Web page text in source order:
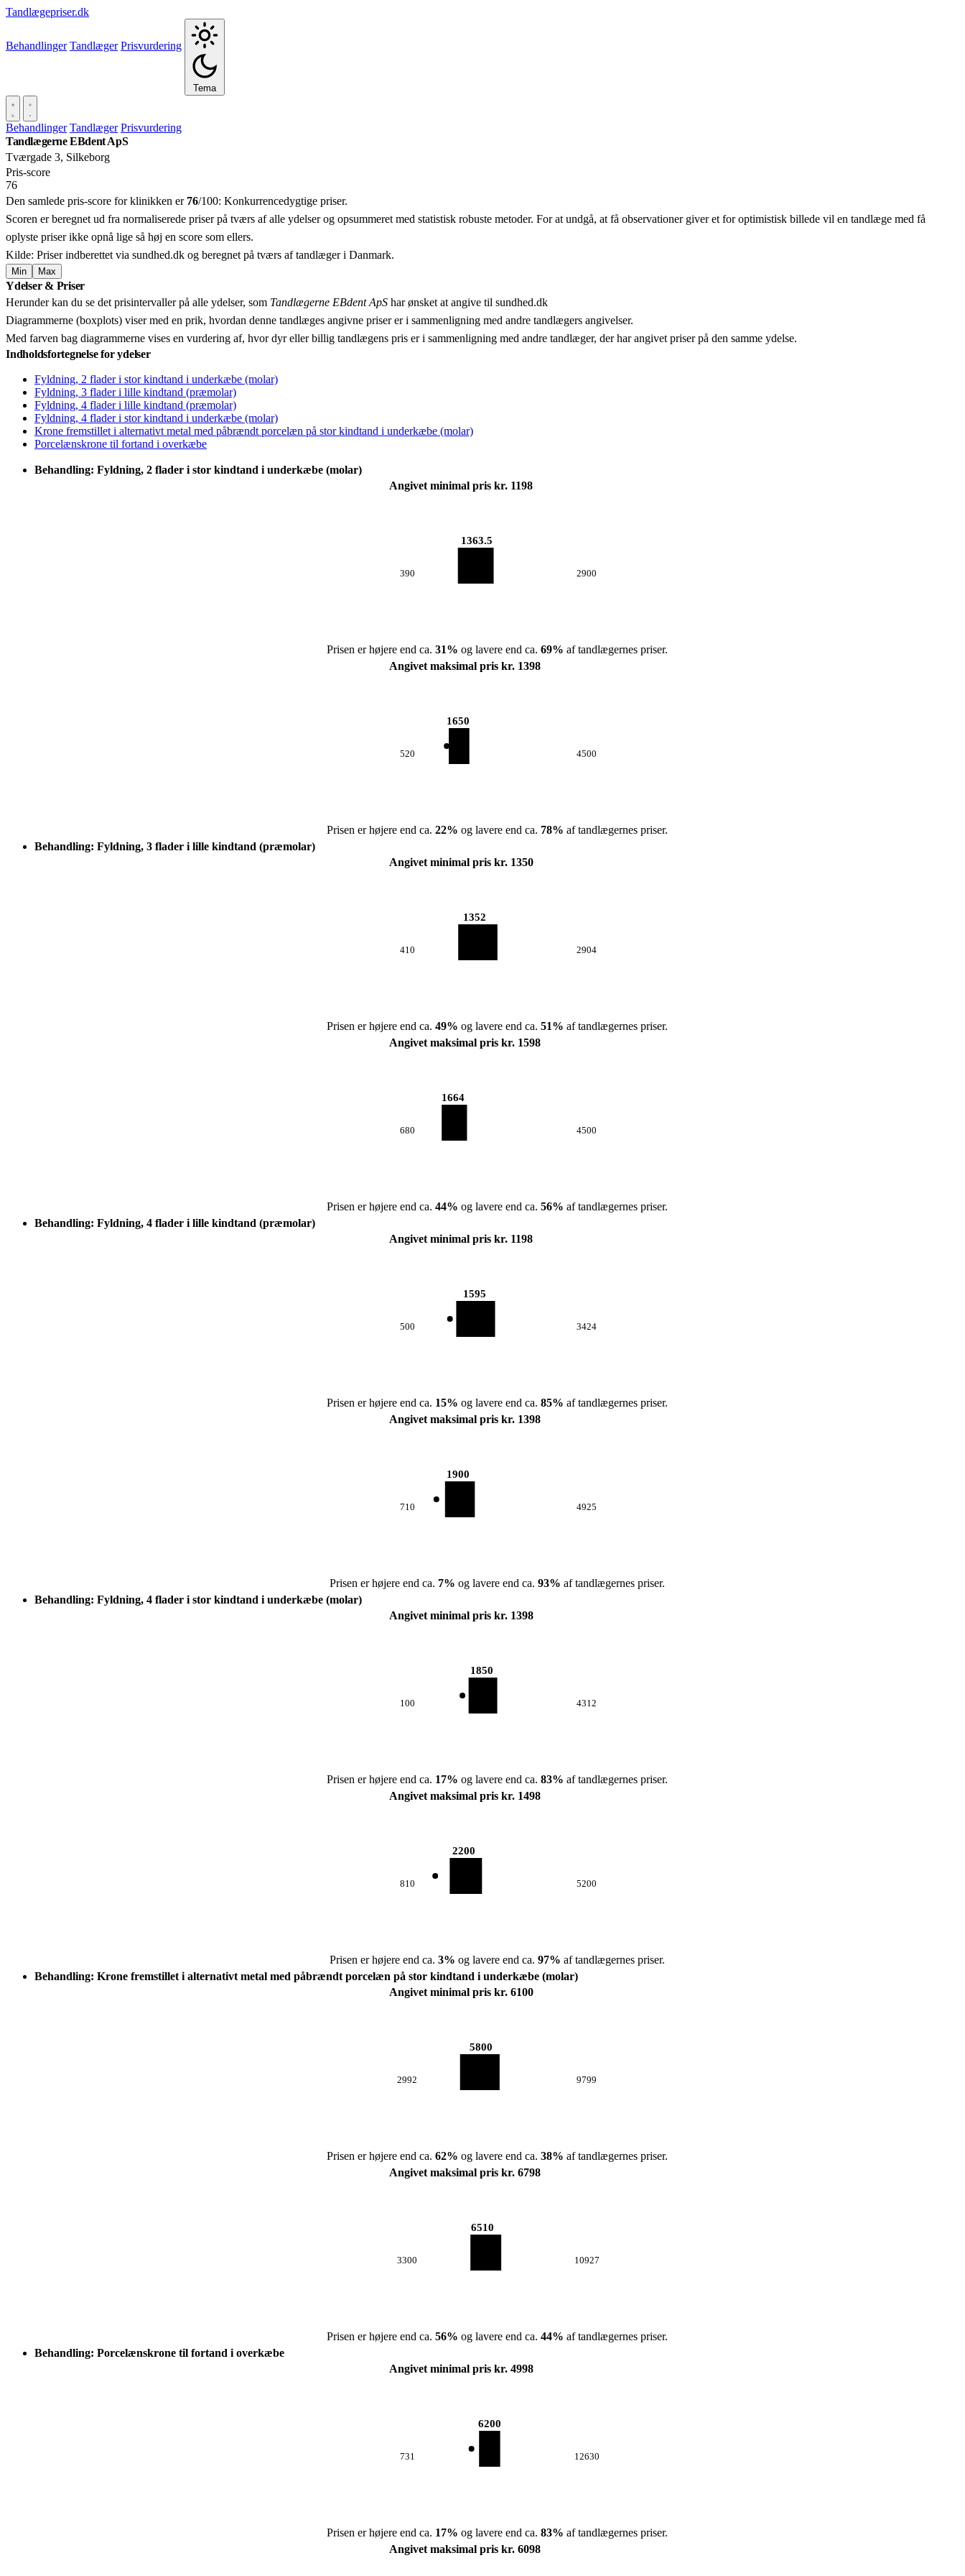
Tandlægepriser.dk
Behandlinger Tandlæger Prisvurdering
Tema
Behandlinger Tandlæger Prisvurdering
Tandlægerne EBdent ApS
Tværgade 3, Silkeborg
Pris‑score
76
Den samlede pris-score for klinikken er 76/100: Konkurrencedygtige priser.
Scoren er beregnet ud fra normaliserede priser på tværs af alle ydelser og opsummeret med statistisk robuste metoder. For at undgå, at få observationer giver et for optimistisk billede vil en tandlæge med få
oplyste priser ikke opnå lige så høj en score som ellers.
Kilde: Priser indberettet via sundhed.dk og beregnet på tværs af tandlæger i Danmark.
Min Max
+
−
Ydelser & Priser
Herunder kan du se det prisintervaller på alle ydelser, som Tandlægerne EBdent ApS har ønsket at angive til sundhed.dk
Diagrammerne (boxplots) viser med en prik, hvordan denne tandlæges angivne priser er i sammenligning med andre tandlægers angivelser.
Med farven bag diagrammerne vises en vurdering af, hvor dyr eller billig tandlægens pris er i sammenligning med andre tandlæger, der har angivet priser på den samme ydelse.
Indholdsfortegnelse for ydelser
Fyldning, 2 flader i stor kindtand i underkæbe (molar)
Fyldning, 3 flader i lille kindtand (præmolar)
Fyldning, 4 flader i lille kindtand (præmolar)
Fyldning, 4 flader i stor kindtand i underkæbe (molar)
Krone fremstillet i alternativt metal med påbrændt porcelæn på stor kindtand i underkæbe (molar)
Porcelænskrone til fortand i overkæbe
Behandling: Fyldning, 2 flader i stor kindtand i underkæbe (molar)
Angivet minimal pris kr. 1198
390
1363.5
2900
Prisen er højere end ca. 31% og lavere end ca. 69% af tandlægernes priser.
Angivet maksimal pris kr. 1398
520
1650
4500
Prisen er højere end ca. 22% og lavere end ca. 78% af tandlægernes priser.
Behandling: Fyldning, 3 flader i lille kindtand (præmolar)
Angivet minimal pris kr. 1350
410
1352
2904
Prisen er højere end ca. 49% og lavere end ca. 51% af tandlægernes priser.
Angivet maksimal pris kr. 1598
680
1664
4500
Prisen er højere end ca. 44% og lavere end ca. 56% af tandlægernes priser.
Behandling: Fyldning, 4 flader i lille kindtand (præmolar)
Angivet minimal pris kr. 1198
500
1595
3424
Prisen er højere end ca. 15% og lavere end ca. 85% af tandlægernes priser.
Angivet maksimal pris kr. 1398
710
1900
4925
Prisen er højere end ca. 7% og lavere end ca. 93% af tandlægernes priser.
Behandling: Fyldning, 4 flader i stor kindtand i underkæbe (molar)
Angivet minimal pris kr. 1398
100
1850
4312
Prisen er højere end ca. 17% og lavere end ca. 83% af tandlægernes priser.
Angivet maksimal pris kr. 1498
810
2200
5200
Prisen er højere end ca. 3% og lavere end ca. 97% af tandlægernes priser.
Behandling: Krone fremstillet i alternativt metal med påbrændt porcelæn på stor kindtand i underkæbe (molar)
Angivet minimal pris kr. 6100
2992
5800
9799
Prisen er højere end ca. 62% og lavere end ca. 38% af tandlægernes priser.
Angivet maksimal pris kr. 6798
3300
6510
10927
Prisen er højere end ca. 56% og lavere end ca. 44% af tandlægernes priser.
Behandling: Porcelænskrone til fortand i overkæbe
Angivet minimal pris kr. 4998
731
6200
12630
Prisen er højere end ca. 17% og lavere end ca. 83% af tandlægernes priser.
Angivet maksimal pris kr. 6098